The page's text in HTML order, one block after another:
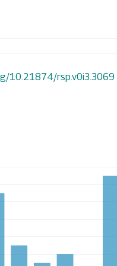
10.21874/rsp.v0i3.3069